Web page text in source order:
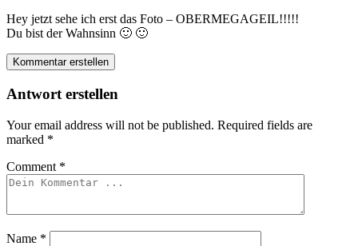
Hey jetzt sehe ich erst das Foto – OBERMEGAGEIL!!!!!
Du bist der Wahnsinn 🙂 🙂
Kommentar erstellen
Antwort erstellen
Your email address will not be published. Required fields are
marked *
Comment *
Name *